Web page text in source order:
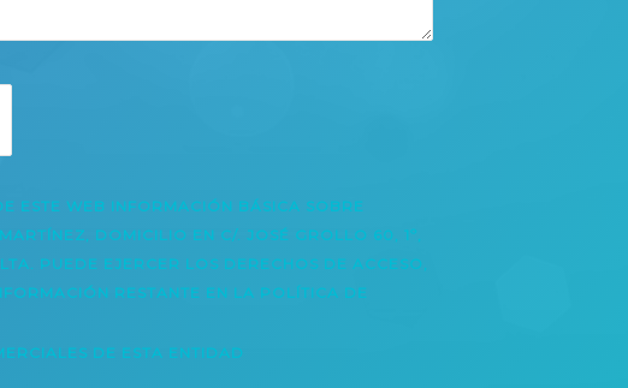
ESTE WEB INFORMACIÓN BÁSICA SOBRE
DOMICILIO EN C/. JOSÉ GROLLO 60, 1º,
PUEDE EJERCER LOS DERECHOS DE ACCESO,
RESTANTE EN LA POLÍTICA DE
DE ESTA ENTIDAD